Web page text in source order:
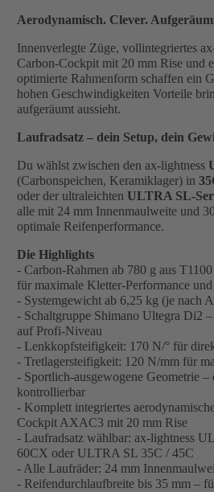
Aerodynamisch. Clever.
Innenverlegte Züge, vollintegriertes
Carbon-Cockpit mit 20 mm Rise und
optimierte Rahmenform schaffen ein
hohen Geschwindigkeiten Vorteile
aufgeräumt aussieht.
Laufradsatz – dein Setup, dein
Du wählst zwischen den ax-lightness
(Carbonspeichen, Keramiklager) in
oder der ultraleichten ULTRA SL-
alle mit 24 mm Innenmaulweite und
optimale Reifenperformance.
Die Highlights
- Carbon-Rahmen ab 780 g aus
für maximale Kletter-Performance
- Systemgewicht ab 6,25 kg (je nach
- Schaltgruppe Shimano Ultegra Di2
auf Profi-Niveau
- Lenkkopfsteifigkeit: 170 N/° für
- Tretlagersteifigkeit: 120 N/mm für
- Sportlich-ausgewogene Geometrie
kontrollierbar
- Komplett integriertes
Cockpit AXAC3 mit 20 mm Rise
- Laufradsatz wählbar: ax-lightness
60CX oder ULTRA SL 35C / 45C
- Alle Laufräder: 24 mm
- Reifendurchlaufbreite bis 35 mm –